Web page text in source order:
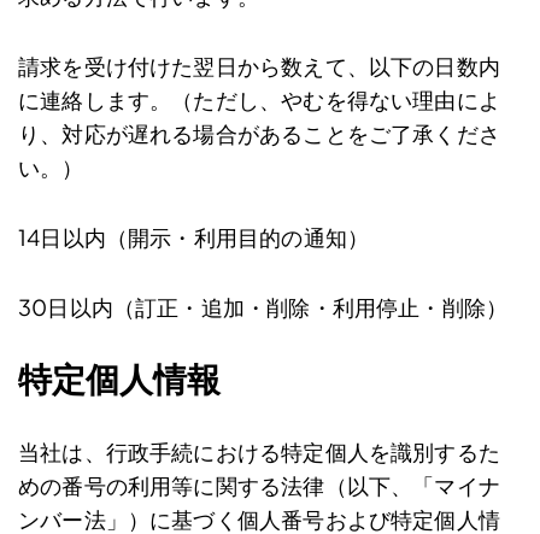
請求を受け付けた翌日から数えて、以下の日数内
に連絡します。（ただし、やむを得ない理由によ
り、対応が遅れる場合があることをご了承くださ
い。）
14日以内（開示・利用目的の通知）
30日以内（訂正・追加・削除・利用停止・削除）
特定個人情報
当社は、行政手続における特定個人を識別するた
めの番号の利用等に関する法律（以下、「マイナ
ンバー法」）に基づく個人番号および特定個人情